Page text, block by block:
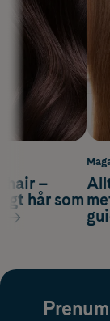
hair –
hår som